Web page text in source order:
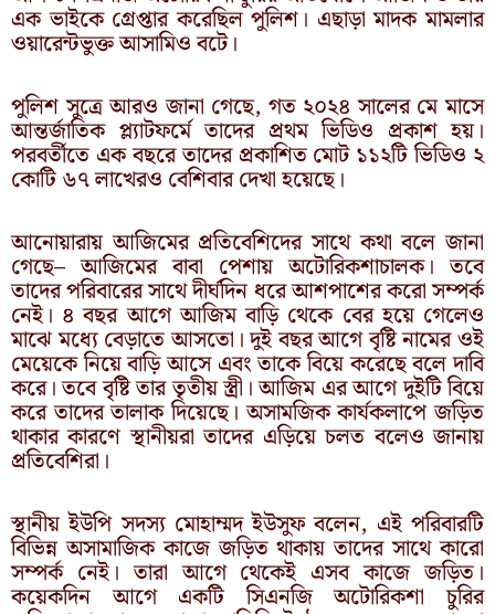
এক ভাইকে গ্রেপ্তার করেছিল পুলিশ। এছাড়া মাদক মামলার
ওয়ারেন্টভুক্ত আসামিও বটে।
পুলিশ সুত্রে আরও জানা গেছে, গত ২০২৪ সালের মে মাসে
আন্তর্জাতিক প্ল্যাটফর্মে তাদের প্রথম ভিডিও প্রকাশ হয়।
পরবর্তীতে এক বছরে তাদের প্রকাশিত মোট ১১২টি ভিডিও ২
কোটি ৬৭ লাখেরও বেশিবার দেখা হয়েছে।
আনোয়ারায় আজিমের প্রতিবেশিদের সাথে কথা বলে জানা
গেছে– আজিমের বাবা পেশায় অটোরিকশাচালক। তবে
তাদের পরিবারের সাথে দীর্ঘদিন ধরে আশপাশের করো সম্পর্ক
নেই। ৪ বছর আগে আজিম বাড়ি থেকে বের হয়ে গেলেও
মাঝে মধ্যে বেড়াতে আসতো। দুই বছর আগে বৃষ্টি নামের ওই
মেয়েকে নিয়ে বাড়ি আসে এবং তাকে বিয়ে করেছে বলে দাবি
করে। তবে বৃষ্টি তার তৃতীয় স্ত্রী। আজিম এর আগে দুইটি বিয়ে
করে তাদের তালাক দিয়েছে। অসামজিক কার্যকলাপে জড়িত
থাকার কারণে স্থানীয়রা তাদের এড়িয়ে চলত বলেও জানায়
প্রতিবেশিরা।
স্থানীয় ইউপি সদস্য মোহাম্মদ ইউসুফ বলেন, এই পরিবারটি
বিভিন্ন অসামাজিক কাজে জড়িত থাকায় তাদের সাথে কারো
সম্পর্ক নেই। তারা আগে থেকেই এসব কাজে জড়িত।
কয়েকদিন আগে একটি সিএনজি অটোরিকশা চুরির